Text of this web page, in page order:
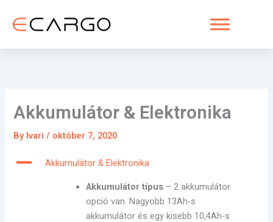
Akkumulátor & Elektronika
By Ivari/ október 7, 2020
A Akkumulátor & Elektronika
Akkumulátor típus – 2 akkumulátor
opció van. Nagyobb 13Ah-s
akkumulátor és egy kisebb 10,4Ah-s